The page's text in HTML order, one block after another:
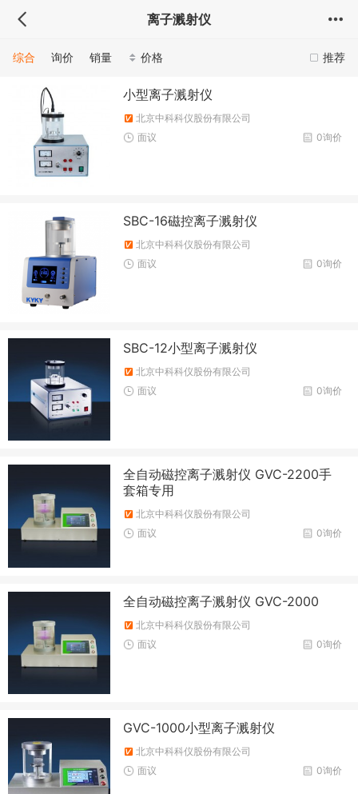
离子溅射仪
推荐
综合 询价 销量 价格
小型离子溅射仪
北京中科科仪股份有限公司
0询价
面议
SBC-16磁控离子溅射仪
北京中科科仪股份有限公司
0询价
面议
SBC-12小型离子溅射仪
北京中科科仪股份有限公司
0询价
面议
全自动磁控离子溅射仪 GVC-2200手
套箱专用
北京中科科仪股份有限公司
0询价
面议
全自动磁控离子溅射仪 GVC-2000
北京中科科仪股份有限公司
0询价
面议
GVC-1000小型离子溅射仪
北京中科科仪股份有限公司
0询价
面议